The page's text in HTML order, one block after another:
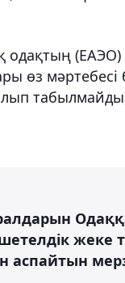
одақтың
өз
жеке